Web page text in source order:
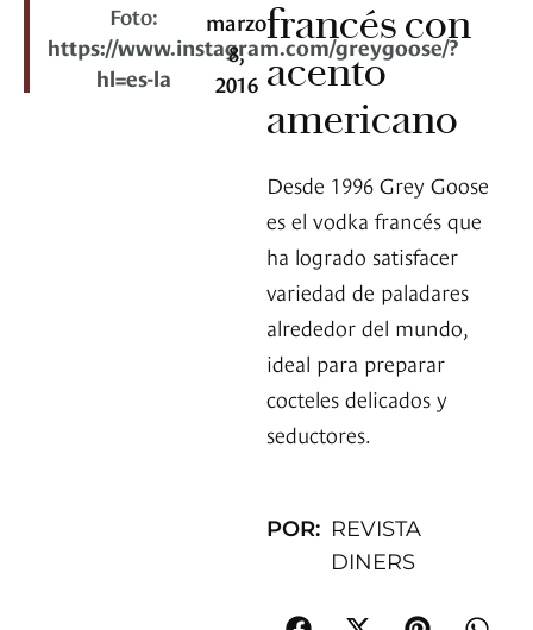
Foto:
https://www.instagram.com/greygoose/?
hl=es-la
marzo
8,
2016
francés con
acento
americano
Desde 1996 Grey Goose
es el vodka francés que
ha logrado satisfacer
variedad de paladares
alrededor del mundo,
ideal para preparar
cocteles delicados y
seductores.
POR: REVISTA
DINERS